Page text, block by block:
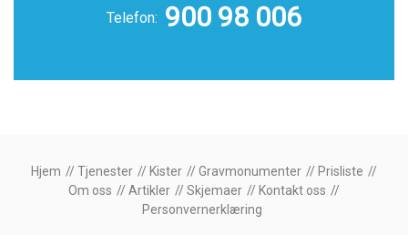
Telefon: 900 98 006
Hjem Tjenester Kister Gravmonumenter
Prisliste
Om oss
Artikler Skjemaer
Kontakt oss
Personvernerklæring